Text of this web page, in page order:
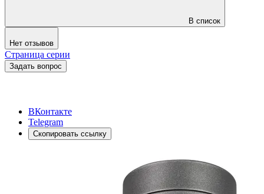
В список
Нет отзывов
Страница серии
Задать вопрос
ВКонтакте
Telegram
Скопировать ссылку